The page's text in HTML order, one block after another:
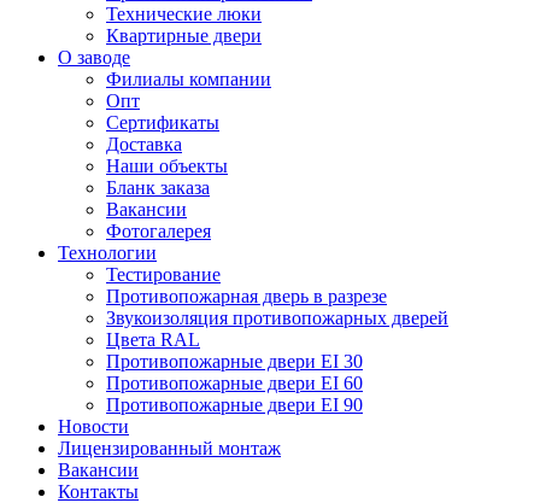
Технические люки
Квартирные двери
О заводе
Филиалы компании
Опт
Сертификаты
Доставка
Наши объекты
Бланк заказа
Вакансии
Фотогалерея
Технологии
Тестирование
Противопожарная дверь в разрезе
Звукоизоляция противопожарных дверей
Цвета RAL
Противопожарные двери EI 30
Противопожарные двери EI 60
Противопожарные двери EI 90
Новости
Лицензированный монтаж
Вакансии
Контакты